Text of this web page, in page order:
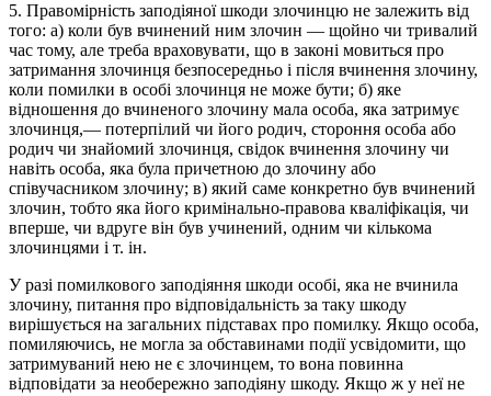
5. Правомірність заподіяної шкоди злочинцю не залежить від
того: а) коли був вчинений ним злочин — щойно чи тривалий
час тому, але треба враховувати, що в законі мовиться про
затримання злочинця безпосередньо і після вчинення злочину,
коли помилки в особі злочинця не може бути; б) яке
відношення до вчиненого злочину мала особа, яка затримує
злочинця,— потерпілий чи його родич, стороння особа або
родич чи знайомий злочинця, свідок вчинення злочину чи
навіть особа, яка була причетною до злочину або
співучасником злочину; в) який саме конкретно був вчинений
злочин, тобто яка його кримінально-правова кваліфікація, чи
вперше, чи вдруге він був учинений, одним чи кількома
злочинцями і т. ін.
У разі помилкового заподіяння шкоди особі, яка не вчинила
злочину, питання про відповідальність за таку шкоду
вирішується на загальних підставах про помилку. Якщо особа,
помиляючись, не могла за обставинами події усвідомити, що
затримуваний нею не є злочинцем, то вона повинна
відповідати за необережно заподіяну шкоду. Якщо ж у неї не